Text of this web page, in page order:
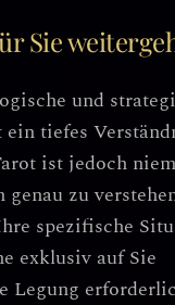
Sie
und
tiefes
ist jedoch
zu
spezifische
exklusiv auf Sie
Legung